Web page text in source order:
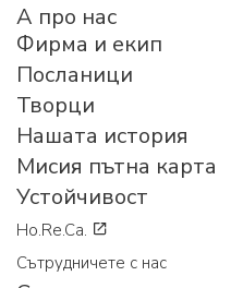
A про нас
Фирма и екип
Посланици
Творци
Нашата история
Мисия пътна карта
Устойчивост
Ho.Re.Ca.
Сътрудничете с нас